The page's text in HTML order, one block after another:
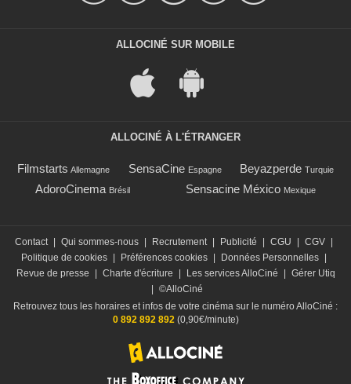
ALLOCINÉ SUR MOBILE
ALLOCINÉ À L'ÉTRANGER
Filmstarts Allemagne SensaCine Espagne Beyazperde Turquie
AdoroCinema Brésil Sensacine México Mexique
Contact Qui sommes-nous Recrutement Publicité CGU CGV
Politique de cookies
Préférences cookies Données Personnelles
Revue de presse
Charte d'écriture Les services AlloCiné
Gérer Utiq
©AlloCiné
Retrouvez tous les horaires et infos de votre cinéma sur le numéro AlloCiné :
0 892 892 892(0,90€/minute)